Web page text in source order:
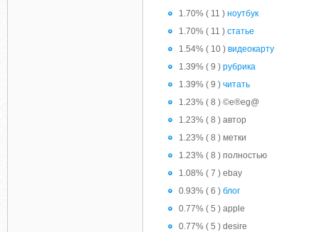
1.70% ( 11 ) ноутбук
1.70% ( 11 ) статье
1.54% ( 10 ) видеокарту
1.39% ( 9 ) рубрика
1.39% ( 9 ) читать
1.23% ( 8 ) ©e®eg@
1.23% ( 8 ) автор
1.23% ( 8 ) метки
1.23% ( 8 ) полностью
1.08% ( 7 ) ebay
0.93% ( 6 ) блог
0.77% ( 5 ) apple
0.77% ( 5 ) desire